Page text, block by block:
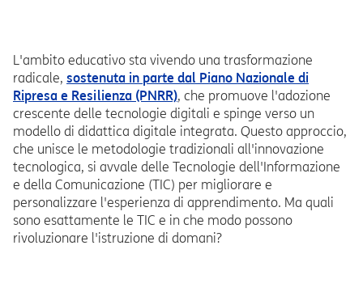
L'ambito educativo sta vivendo una trasformazione
radicale, sostenuta in parte dal Piano Nazionale di
Ripresa e Resilienza (PNRR), che promuove l'adozione
crescente delle tecnologie digitali e spinge verso un
modello di didattica digitale integrata. Questo approccio,
che unisce le metodologie tradizionali all'innovazione
tecnologica, si avvale delle Tecnologie dell'Informazione
e della Comunicazione (TIC) per migliorare e
personalizzare l'esperienza di apprendimento. Ma quali
sono esattamente le TIC e in che modo possono
rivoluzionare l'istruzione di domani?